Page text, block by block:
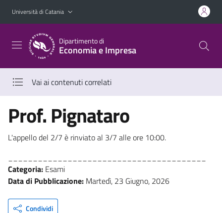
Vai al contenuto principale
Vai al menu di navigazione
Università di Catania
Dipartimento di
Economia e Impresa
Vai ai contenuti correlati
Prof. Pignataro
L'appello del 2/7 è rinviato al 3/7 alle ore 10:00.
Categoria: Esami
Data di Pubblicazione: Martedì, 23 Giugno, 2026
Condividi